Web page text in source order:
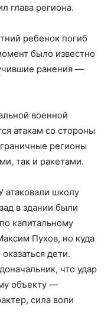
глава региона.
ребенок погиб
было известно
ранения —
военной
атакам со стороны
регионы
так и ракетами.
школу
в здании были
капитальному
Пухов, но куда
дети.
что удар
объекту —
сила воли